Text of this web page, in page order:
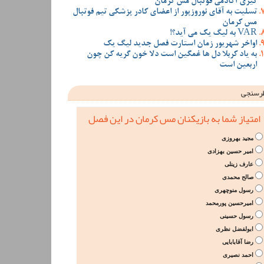
تسلیت به آقای نوروزپور از اعضای کادر پزشکی تیم فوتبال
مس کرمان
VAR به لیگ یک می آید؟!
اواخر شهریور زمان استارت فصل جدید لیگ یک
به یاد کربلا دل ها غمگین است دلا خون گریه کن چون
اربعین است
امتیاز شما به بازیکنان مس کرمان در این فصل
مجید بهروزی
امیر حسین بهزادی
عارف زینلی
صالح محمدی
رسول منوچهری
امیرحسین پورمحمد
رسول حسینی
ابولفضل نظری
رضا آقابابایی
احمد نصیری